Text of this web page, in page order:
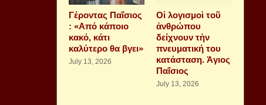
Γέροντας Παΐσιος
: «Από κάποιο
κακό, κάτι
καλύτερο θα βγει»
July 13, 2026
Οἱ λογισμοὶ τοῦ
ἀνθρώπου
δείχνουν τὴν
πνευματική του
κατάσταση. Ἁγιος
Παΐσιος
July 13, 2026